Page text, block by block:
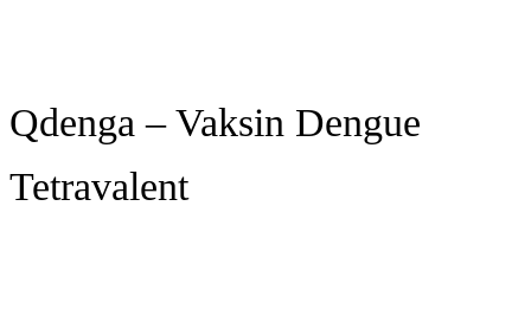
Qdenga – Vaksin Dengue
Tetravalent